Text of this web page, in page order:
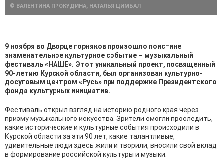
© ВАЛЕНТИНА ПРОКУДИНА, НАТАЛЬЯ ЦИМБАЛ
9 ноября во Дворце горняков произошло поистине
знаменательное культурное событие – музыкальный
фестиваль «НАШЕ». Этот уникальный проект, посвященный
90-летию Курской области, был организован культурно-
досуговым центром «Русь» при поддержке Президентского
фонда культурных инициатив.
Фестиваль открыл взгляд на историю родного края через
призму музыкального искусства. Зрители смогли проследить,
какие исторические и культурные события происходили в
Курской области за эти 90 лет, какие талантливые,
удивительные люди здесь жили и творили, вносили свой вклад
в формирование российской культуры и музыки.